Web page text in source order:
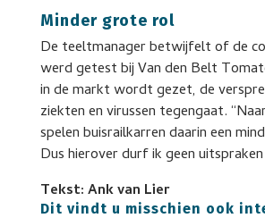
Minder grote rol
De teeltmanager betwijfelt of de
werd getest bij Van den Belt
in de markt wordt gezet, de
ziekten en virussen tegengaat.
spelen buisrailkarren daarin een
Dus hierover durf ik geen
Tekst: Ank van Lier
Dit vindt u misschien ook